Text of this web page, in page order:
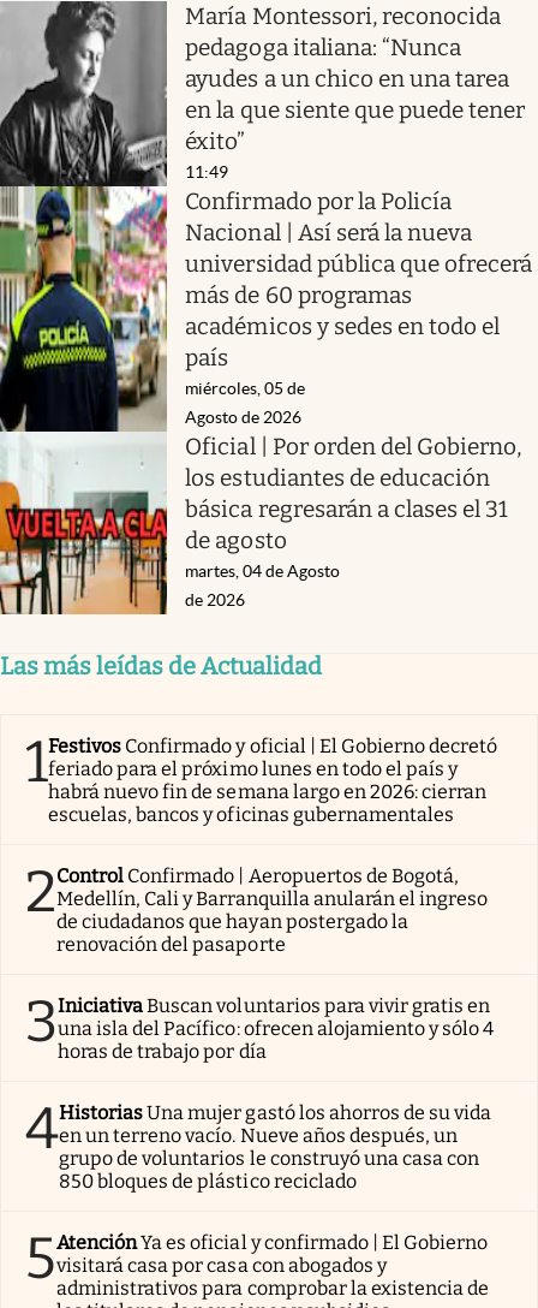
María Montessori, reconocida
pedagoga italiana: “Nunca
ayudes a un chico en una tarea
en la que siente que puede tener
éxito”
11:49
Confirmado por la Policía
Nacional | Así será la nueva
universidad pública que ofrecerá
más de 60 programas
académicos y sedes en todo el
país
miércoles, 05 de
Agosto de 2026
Oficial | Por orden del Gobierno,
los estudiantes de educación
básica regresarán a clases el 31
de agosto
martes, 04 de Agosto
de 2026
Las más leídas de Actualidad
1Festivos Confirmado y oficial | El Gobierno decretó
feriado para el próximo lunes en todo el país y
habrá nuevo fin de semana largo en 2026: cierran
escuelas, bancos y oficinas gubernamentales
2Control Confirmado | Aeropuertos de Bogotá,
Medellín, Cali y Barranquilla anularán el ingreso
de ciudadanos que hayan postergado la
renovación del pasaporte
3IniciativaBuscan voluntarios para vivir gratis en
una isla del Pacífico: ofrecen alojamiento y sólo 4
horas de trabajo por día
4HistoriasUna mujer gastó los ahorros de su vida
en un terreno vacío. Nueve años después, un
grupo de voluntarios le construyó una casa con
850 bloques de plástico reciclado
5AtenciónYa es oficial y confirmado | El Gobierno
visitará casa por casa con abogados y
administrativos para comprobar la existencia de